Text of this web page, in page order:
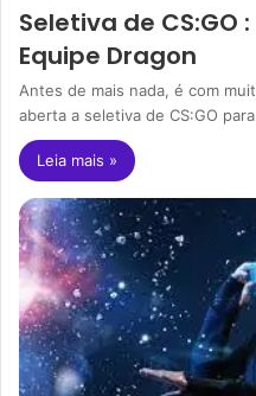
Seletiva de CS:GO
Equipe Dragon
Antes de mais nada, é com
aberta a seletiva de CS:GO
Leia mais »